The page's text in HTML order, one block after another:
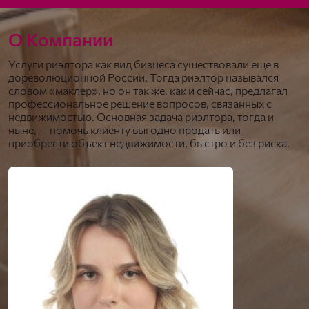
О Компании
Услуги риэлтора как вид бизнеса существовали еще в
дореволюционной России. Тогда риэлтор назывался
словом «маклер», но он так же, как и сейчас, предлагал
профессиональное решение вопросов, связанных с
недвижимостью. Основная задача риэлтора, тогда и
ныне, — помочь клиенту выгодно продать или
приобрести объект недвижимости, быстро и без риска.